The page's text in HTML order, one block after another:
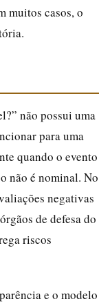
muitos casos, o
não possui uma
para uma
quando o evento
não é nominal. No
negativas
de defesa do
riscos
e o modelo